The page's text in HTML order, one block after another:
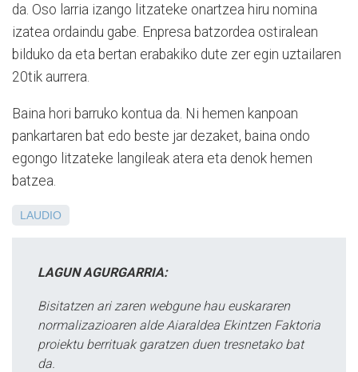
da. Oso larria izango litzateke onartzea hiru nomina
izatea ordaindu gabe. Enpresa batzordea ostiralean
bilduko da eta bertan erabakiko dute zer egin uztailaren
20tik aurrera.
Baina hori barruko kontua da. Ni hemen kanpoan
pankartaren bat edo beste jar dezaket, baina ondo
egongo litzateke langileak atera eta denok hemen
batzea.
LAUDIO
LAGUN AGURGARRIA:
Bisitatzen ari zaren webgune hau euskararen
normalizazioaren alde Aiaraldea Ekintzen Faktoria
proiektu berrituak garatzen duen tresnetako bat
da.